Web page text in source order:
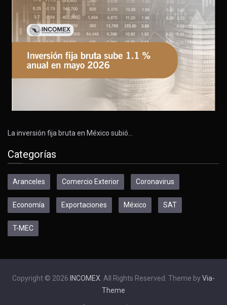
La inversión fija bruta en México subió…
Categorías
Aranceles Comercio Exterior Coronavirus
Economía Exportaciones México SAT
T-MEC
Copyright © 2026 INCOMEX . All Rights Reserved. Theme by Via-
Theme